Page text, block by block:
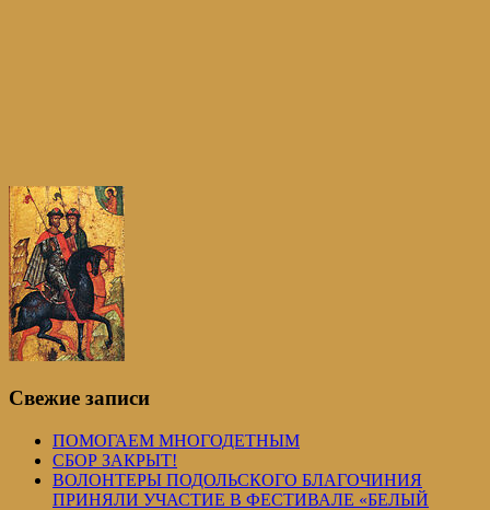
Свежие записи
ПОМОГАЕМ МНОГОДЕТНЫМ
СБОР ЗАКРЫТ!
ВОЛОНТЕРЫ ПОДОЛЬСКОГО БЛАГОЧИНИЯ
ПРИНЯЛИ УЧАСТИЕ В ФЕСТИВАЛЕ «БЕЛЫЙ